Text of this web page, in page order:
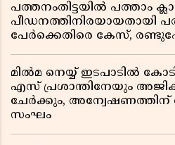
പത്തനംതിട്ടയിൽ പത്താം
പീഡനത്തിനിരയായതായി
പേർക്കെതിരെ കേസ്,
മിൽമ നെയ്യ് ഇടപാടിൽ
എസ് പ്രശാന്തിനേയും
ചേർക്കും,
സംഘം